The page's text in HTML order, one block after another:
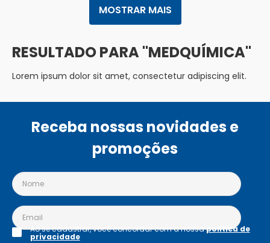
MOSTRAR MAIS
MEDQUÍMICA
Lorem ipsum dolor sit amet, consectetur adipiscing elit.
Receba nossas novidades e
promoções
Ao se cadastrar, você concordar com a nossapolítica de
privacidade